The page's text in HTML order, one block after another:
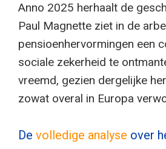
Anno 2025 herhaalt de
Paul Magnette ziet in de
pensioenhervormingen een
sociale zekerheid te
vreemd, gezien dergelijke
zowat overal in Europa
De volledige analyse over